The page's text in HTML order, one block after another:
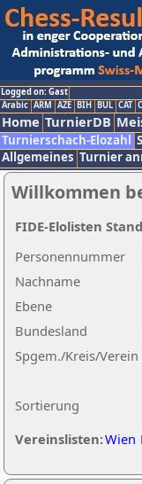
Logged on: Gast
Arabic ARM AZE BIH BUL CAT
Home TurnierDB
Turnierschach-Elozahl
Allgemeines Turnier
Willkommen
Nachname
Ebene
Sortierung
Personennummer
Bundesland
Spgem./Kreis/Verein
Vereinslisten:Wien
FIDE-Elolisten Stand